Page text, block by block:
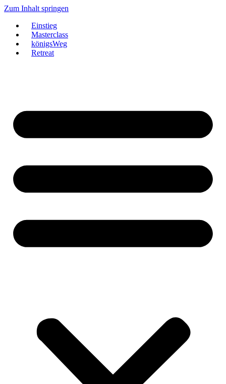
Zum Inhalt springen
Einstieg
Masterclass
königsWeg
Retreat